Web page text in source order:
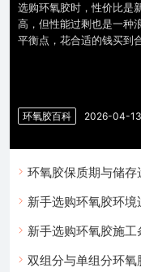
选购环氧胶时，性价比是
高，但性能过剩也是一种
平衡点，花合适的钱买到
值得。避免出问题损失更
贵也不买最便宜。适当批
环氧胶百科 2026-04-13
环氧胶保质期与储
新手选购环氧胶环
新手选购环氧胶施
双组分与单组分环